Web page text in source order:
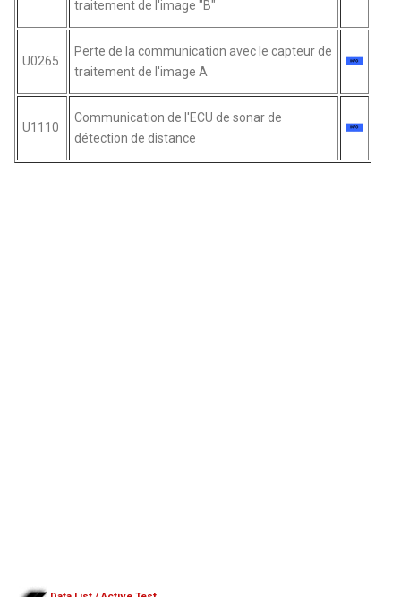
traitement de l'image "B"
U0265
Perte de la communication avec le capteur de
traitement de l'image A
U1110
Communication de l'ECU de sonar de
détection de distance